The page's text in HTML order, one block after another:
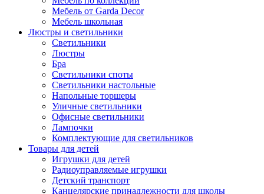
Мебель от Garda Decor
Мебель школьная
Люстры и светильники
Светильники
Люстры
Бра
Светильники споты
Светильники настольные
Напольные торшеры
Уличные светильники
Офисные светильники
Лампочки
Комплектующие для светильников
Товары для детей
Игрушки для детей
Радиоуправляемые игрушки
Детский транспорт
Канцелярские принадлежности для школы